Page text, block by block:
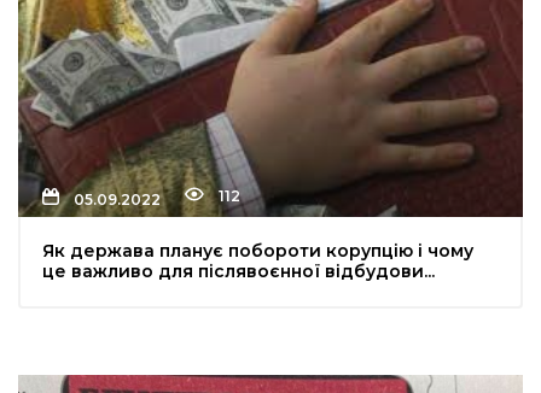
05.09.2022 112
Як держава планує побороти корупцію і чому
це важливо для післявоєнної відбудови...